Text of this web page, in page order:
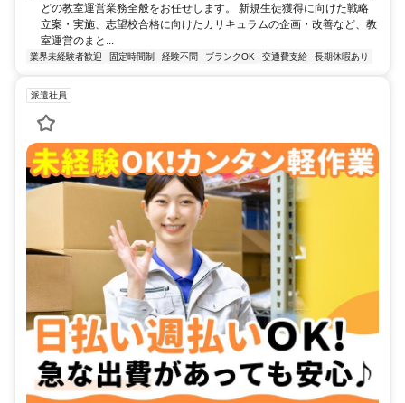
どの教室運営業務全般をお任せします。 新規生徒獲得に向けた戦略
立案・実施、志望校合格に向けたカリキュラムの企画・改善など、教
室運営のまと...
業界未経験者歓迎 固定時間制 経験不問 ブランクOK 交通費支給 長期休暇あり
派遣社員